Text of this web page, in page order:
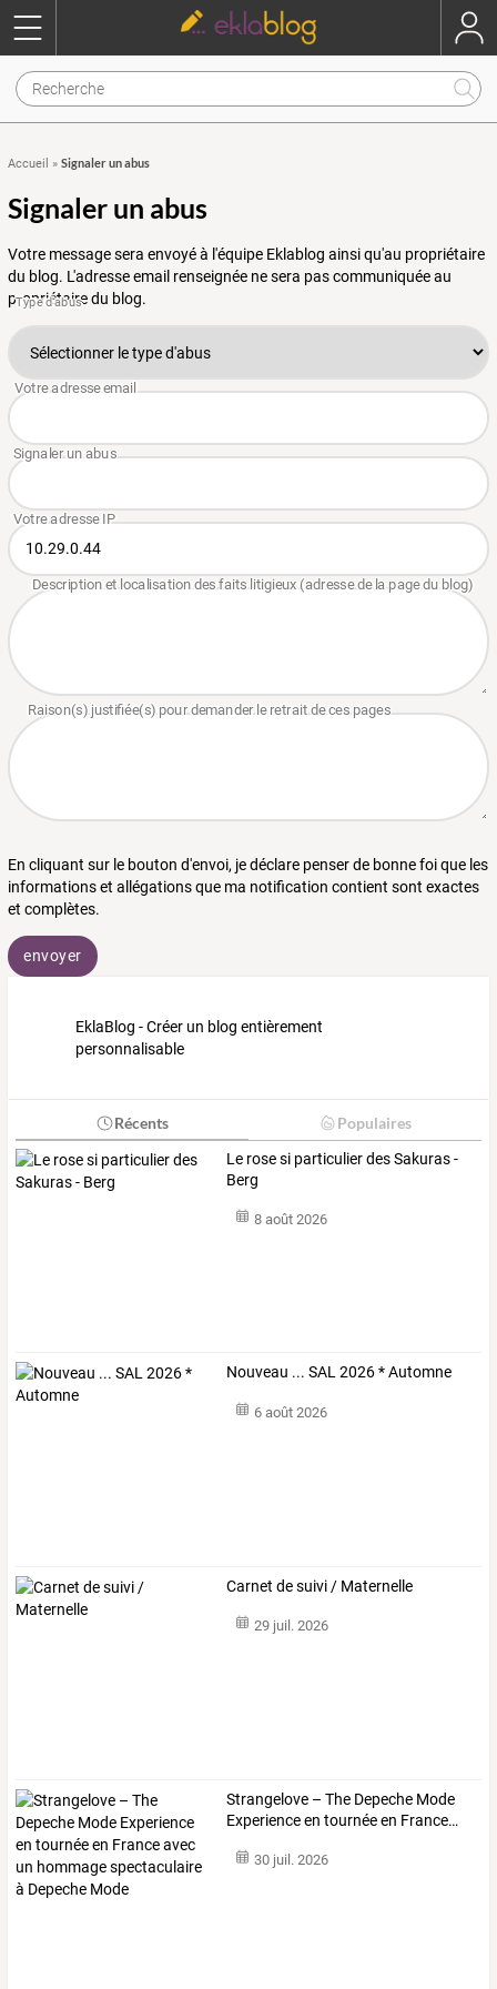
Accueil » Signaler un abus
Signaler un abus
Votre message sera envoyé à l'équipe Eklablog ainsi qu'au propriétaire
du blog. L'adresse email renseignée ne sera pas communiquée au
propriétaire du blog.
En cliquant sur le bouton d'envoi, je déclare penser de bonne foi que les
informations et allégations que ma notification contient sont exactes
et complètes.
envoyer
EklaBlog - Créer un blog entièrement
personnalisable
Récents Populaires
Le rose si particulier des Sakuras -
Berg
8 août 2026
Nouveau ... SAL 2026 * Automne
6 août 2026
Carnet de suivi / Maternelle
29 juil. 2026
Strangelove – The Depeche Mode
Experienceen tournéeen France…
30 juil. 2026